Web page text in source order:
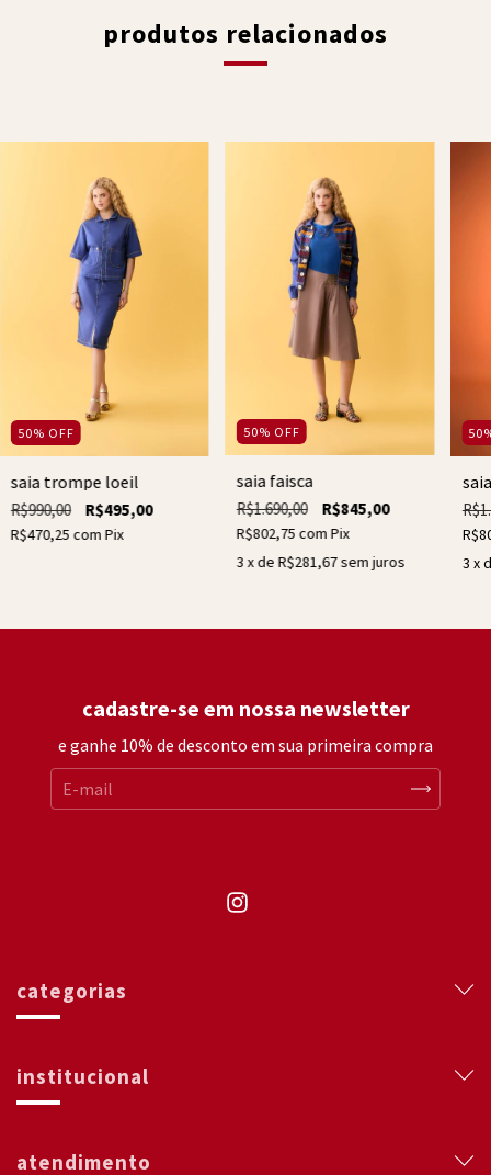
produtos relacionados
50% OFF
saia trompe loeil
R$990,00 R$495,00
R$470,25 com Pix
50% OFF
saia faisca
R$1.690,00 R$845,00
R$802,75 com Pix
3 x de R$281,67sem juros
50
3 x
cadastre-se em nossa newsletter
e ganhe 10% de desconto em sua primeira compra
categorias
institucional
atendimento